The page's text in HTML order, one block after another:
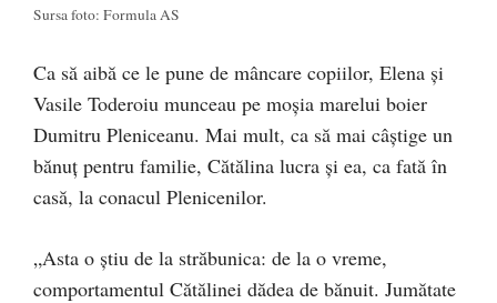
Sursa foto: Formula AS
Ca să aibă ce le pune de mâncare copiilor, Elena și
Vasile Toderoiu munceau pe moșia marelui boier
Dumitru Pleniceanu. Mai mult, ca să mai câștige un
bănuț pentru familie, Cătălina lucra și ea, ca fată în
casă, la conacul Ple­nicenilor.
„Asta o știu de la străbunica: de la o vre­me,
comportamentul Cătălinei dădea de bănuit. Jumă­tate